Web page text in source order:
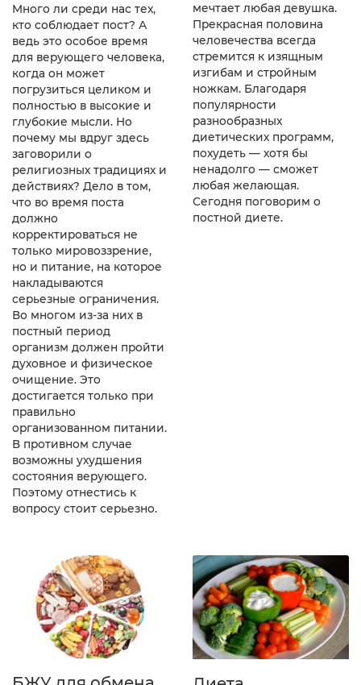
Много ли среди нас тех,
кто соблюдает пост? А
ведь это особое время
для верующего человека,
когда он может
погрузиться целиком и
полностью в высокие и
глубокие мысли. Но
почему мы вдруг здесь
заговорили о
религиозных традициях и
действиях? Дело в том,
что во время поста
должно
корректироваться не
только мировоззрение,
но и питание, на которое
накладываются
серьезные ограничения.
Во многом из-за них в
постный период
организм должен пройти
духовное и физическое
очищение. Это
достигается только при
правильно
организованном питании.
В противном случае
возможны ухудшения
состояния верующего.
Поэтому отнестись к
вопросу стоит серьезно.
мечтает любая девушка.
Прекрасная половина
человечества всегда
стремится к изящным
изгибам и стройным
ножкам. Благодаря
популярности
разнообразных
диетических программ,
похудеть — хотя бы
ненадолго — сможет
любая желающая.
Сегодня поговорим о
постной диете.